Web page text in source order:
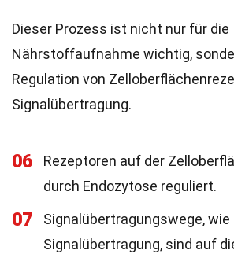
Dieser Prozess ist nicht nur für die
Nährstoffaufnahme wichtig,
Regulation von
Signalübertragung.
06
Rezeptoren auf der
durch Endozytose reguliert.
07
Signalübertragungswege, wie
Signalübertragung, sind auf